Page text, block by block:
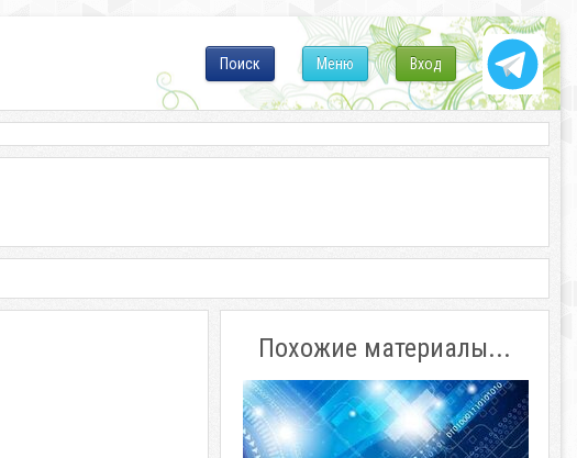
Вход
Меню
Поиск
Похожие материалы...